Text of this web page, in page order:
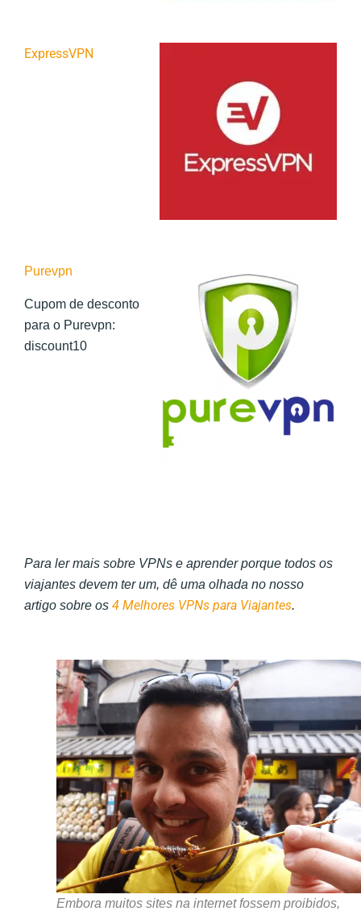
ExpressVPN
Purevpn
Cupom de desconto
para o Purevpn:
discount10
Para ler mais sobre VPNs e aprender porque todos os
viajantes devem ter um, dê uma olhada no nosso
artigo sobre os 4 Melhores VPNs para Viajantes.
Embora muitos sites na internet fossem proibidos,